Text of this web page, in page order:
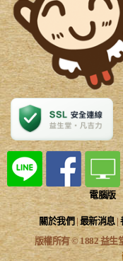
電腦版
關於我們 |最新消息|
版權所有 © 1882 益生